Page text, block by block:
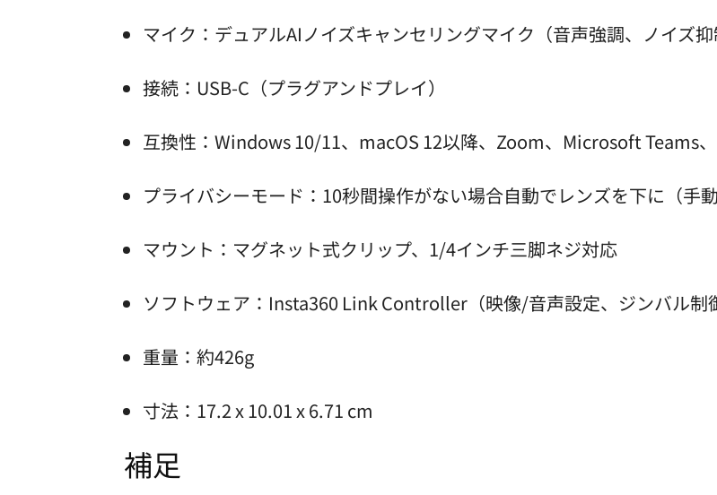
マイク：デュアルAIノイズキャンセリングマイク（音声強調、ノイズ抑
接続：USB-C（プラグアンドプレイ）
互換性：Windows 10/11、macOS 12以降、Zoom、Microsoft Teams、
プライバシーモード：10秒間操作がない場合自動でレンズを下に（手動
マウント：マグネット式クリップ、1/4インチ三脚ネジ対応
ソフトウェア：Insta360 Link Controller（映像/音声設定、ジンバル制
重量：約426g
寸法：17.2 x 10.01 x 6.71 cm
補足